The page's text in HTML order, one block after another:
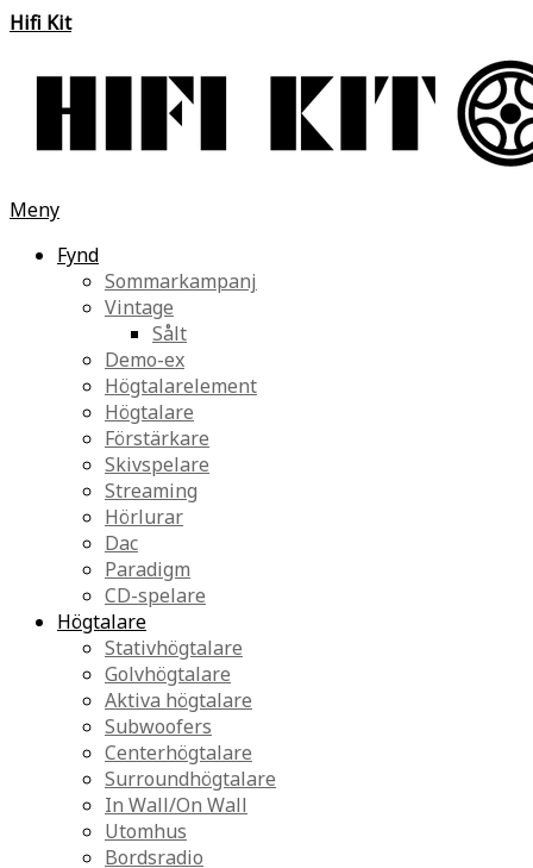
Hifi Kit
Meny
Fynd
Sommarkampanj
Vintage
Sålt
Demo-ex
Högtalarelement
Högtalare
Förstärkare
Skivspelare
Streaming
Hörlurar
Dac
Paradigm
CD-spelare
Högtalare
Stativhögtalare
Golvhögtalare
Aktiva högtalare
Subwoofers
Centerhögtalare
Surroundhögtalare
In Wall/On Wall
Utomhus
Bordsradio